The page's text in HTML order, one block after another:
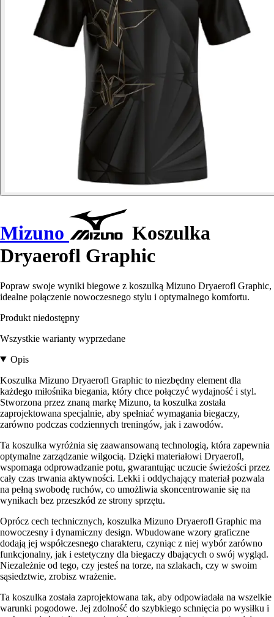
Mizuno
Koszulka
Dryaerofl Graphic
Popraw swoje wyniki biegowe z koszulką Mizuno Dryaerofl Graphic,
idealne połączenie nowoczesnego stylu i optymalnego komfortu.
Produkt niedostępny
Wszystkie warianty wyprzedane
Opis
Koszulka Mizuno Dryaerofl Graphic to niezbędny element dla
każdego miłośnika biegania, który chce połączyć wydajność i styl.
Stworzona przez znaną markę Mizuno, ta koszulka została
zaprojektowana specjalnie, aby spełniać wymagania biegaczy,
zarówno podczas codziennych treningów, jak i zawodów.
Ta koszulka wyróżnia się zaawansowaną technologią, która zapewnia
optymalne zarządzanie wilgocią. Dzięki materiałowi Dryaerofl,
wspomaga odprowadzanie potu, gwarantując uczucie świeżości przez
cały czas trwania aktywności. Lekki i oddychający materiał pozwala
na pełną swobodę ruchów, co umożliwia skoncentrowanie się na
wynikach bez przeszkód ze strony sprzętu.
Oprócz cech technicznych, koszulka Mizuno Dryaerofl Graphic ma
nowoczesny i dynamiczny design. Wbudowane wzory graficzne
dodają jej współczesnego charakteru, czyniąc z niej wybór zarówno
funkcjonalny, jak i estetyczny dla biegaczy dbających o swój wygląd.
Niezależnie od tego, czy jesteś na torze, na szlakach, czy w swoim
sąsiedztwie, zrobisz wrażenie.
Ta koszulka została zaprojektowana tak, aby odpowiadała na wszelkie
warunki pogodowe. Jej zdolność do szybkiego schnięcia po wysiłku i